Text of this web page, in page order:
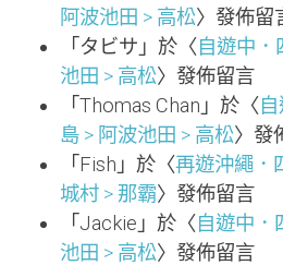
阿波池田 > 高松〉發佈留
「 タビサ 」於〈自遊中．
池田 > 高松〉發佈留言
「Thomas Chan 」於〈
島 > 阿波池田 > 高松〉發
「 Fish 」於〈再遊沖繩．
城村 > 那霸〉發佈留言
「 Jackie 」於〈自遊中．
池田 > 高松〉發佈留言